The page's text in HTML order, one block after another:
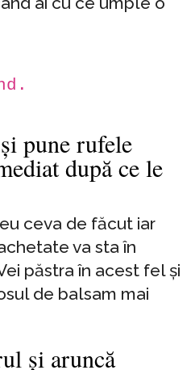
pune rufele
după ce le
ceva de făcut iar
va sta în
păstra în acest fel și
de balsam mai
și aruncă